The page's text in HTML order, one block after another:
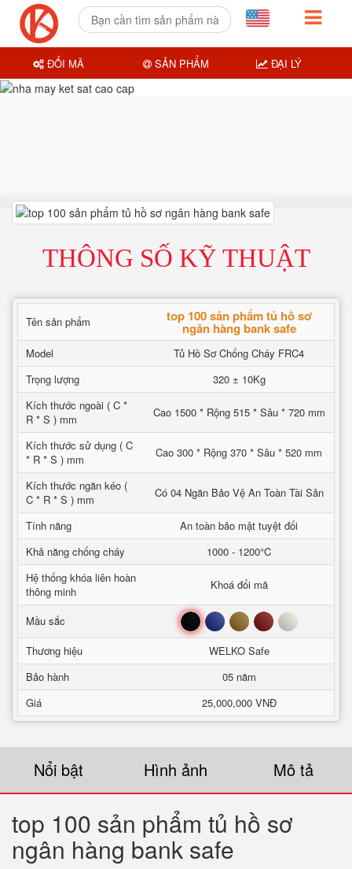
THÔNG SỐ KỸ THUẬT
Tên sản phẩm top 100 sản phẩm tủ hồ sơ
ngân hàng bank safe
Model
Tủ Hồ Sơ Chống Cháy FRC4
Trọng lượng
320 ± 10Kg
Kích thước ngoài ( C *
R * S ) mm
Cao 1500 * Rộng 515 * Sâu * 720 mm
Kích thước sử dụng ( C
* R * S ) mm
Cao 300 * Rộng 370 * Sâu * 520 mm
Kích thước ngăn kéo (
C * R * S ) mm
Có 04 Ngăn Bảo Vệ An Toàn Tài Sản
Tính năng
An toàn bảo mật tuyệt đối
Khả năng chống cháy
1000 - 1200°C
Hệ thống khóa liên hoàn
thông minh
Khoá đổi mã
Mầu sắc Đen Xanh Nâu Đỏ Trắng
Thương hiệu
WELKO Safe
Bảo hành
05 năm
Giá
25,000,000 VNĐ
Nổi bật Hình ảnh Mô tả
top 100 sản phẩm tủ hồ sơ
ngân hàng bank safe
ĐỔI MÃ SẢN PHẨM ĐẠI LÝ